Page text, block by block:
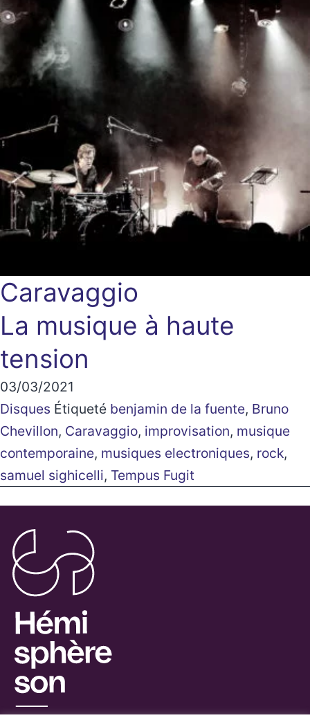
Caravaggio
La musique à haute
tension
03/03/2021
Disques Étiqueté benjamin de la fuente, Bruno
Chevillon, Caravaggio, improvisation, musique
contemporaine, musiques electroniques, rock,
samuel sighicelli, Tempus Fugit